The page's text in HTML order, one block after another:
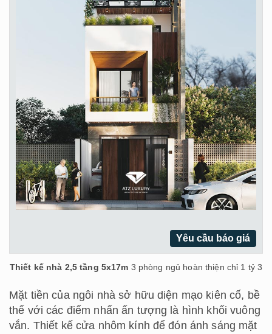
Yêu cầu báo giá
Thiết kế nhà 2,5 tầng 5x17m 3 phòng ngủ hoàn thiện chỉ 1 tỷ 3
Mặt tiền của ngôi nhà sở hữu diện mạo kiên cố, bề
thế với các điểm nhấn ấn tượng là hình khối vuông
vắn. Thiết kế cửa nhôm kính để đón ánh sáng mặt